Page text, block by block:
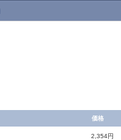
価格
2,354円